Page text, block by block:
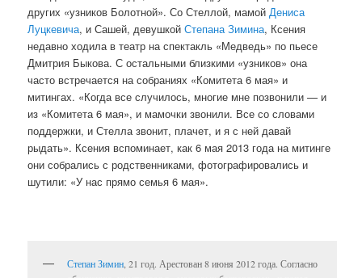
других «узников Болотной». Со Стеллой, мамойДениса
Луцкевича, и Сашей, девушкойСтепана Зимина, Ксения
недавно ходила в театр на спектакль «Медведь» по пьесе
Дмитрия Быкова. С остальными близкими «узников» она
часто встречается на собраниях «Комитета 6 мая» и
митингах. «Когда все случилось, многие мне позвонили — и
из «Комитета 6 мая», и мамочки звонили. Все со словами
поддержки, и Стелла звонит, плачет, и я с ней давай
рыдать». Ксения вспоминает, как 6 мая 2013 года на митинге
они собрались с родственниками, фотографировались и
шутили: «У нас прямо семья 6 мая».
Степан Зимин, 21 год. Арестован 8 июня 2012 года. Согласно